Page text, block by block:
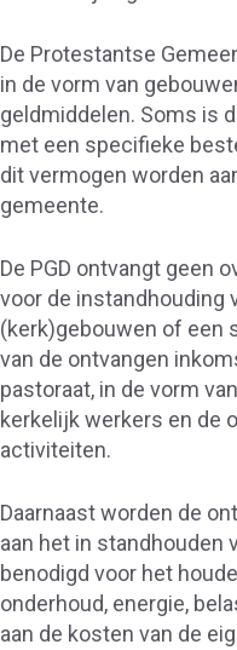
De Protestantse
in de vorm van
geldmiddelen. Soms is
met een specifieke
dit vermogen worden
gemeente.
De PGD ontvangt geen
voor de instandhouding
(kerk)gebouwen of een
van de ontvangen
pastoraat, in de vorm
kerkelijk werkers en de
activiteiten.
Daarnaast worden de
aan het in standhouden
benodigd voor het
onderhoud, energie,
aan de kosten van de